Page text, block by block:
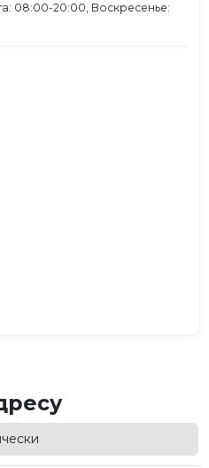
08:00-20:00, Воскресенье: